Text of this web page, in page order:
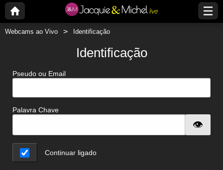
Webcams ao Vivo Identificação
Identificação
Pseudo ou Email
Palavra Chave
Continuar ligado